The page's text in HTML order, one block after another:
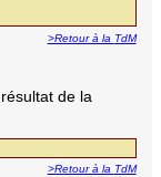
>Retour à la TdM
de la
>Retour à la TdM